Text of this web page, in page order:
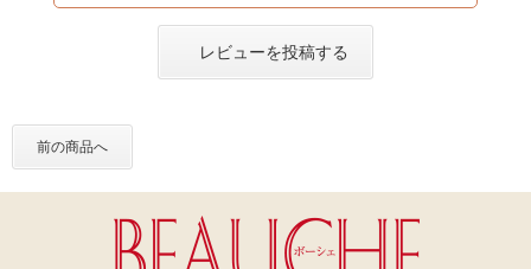
レビューを投稿する
前の商品へ